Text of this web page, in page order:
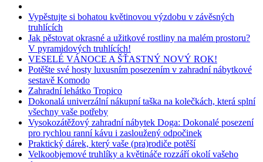
Vypěstujte si bohatou květinovou výzdobu v závěsných
truhlících
Jak pěstovat okrasné a užitkové rostliny na malém prostoru?
V pyramidových truhlících!
VESELÉ VÁNOCE A ŠŤASTNÝ NOVÝ ROK!
Potěšte své hosty luxusním posezením v zahradní nábytkové
sestavě Komodo
Zahradní lehátko Tropico
Dokonalá univerzální nákupní taška na kolečkách, která splní
všechny vaše potřeby
Vysokozátěžový zahradní nábytek Doga: Dokonalé posezení
pro rychlou ranní kávu i zasloužený odpočinek
Praktický dárek, který vaše (pra)rodiče potěší
Velkoobjemové truhlíky a květináče rozzáří okolí vašeho